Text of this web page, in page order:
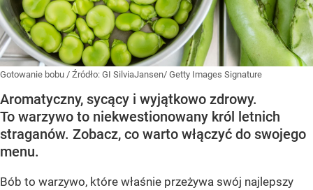
Gotowanie bobu / Źródło: GI SilviaJansen/ Getty Images Signature
Aromatyczny, sycący i wyjątkowo zdrowy.
To warzywo to niekwestionowany król letnich
straganów. Zobacz, co warto włączyć do swojego
menu.
Bób to warzywo, które właśnie przeżywa swój najlepszy